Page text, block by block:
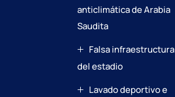
anticlimática de Arabia
Saudita
Falsa infraestructura
del estadio
Lavado deportivo e